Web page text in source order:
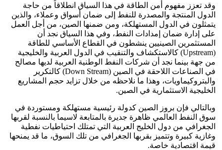
وقد تعزز مفهوم أمن الطاقة في هذا السياق انطلاقاً من حاجة
الدول المنتجة والمصدرة للنفط إلى ضمان أسواق وعملاء، والذين
يتمثلون في الدول المستهلكة، ومن ضمنها الصين، من أجل العمل
على إدارة ضمان إمدادات النفط، وفي هذا السياق نجد أن
المستثمرين الصينيين ينشطون في القطاع الأساسي للطاقة
(Upstream) كالاستكشاف والتنقيب في الدول العربية والخليجية
من جهة بينما نجد أن شركات النفط الوطنية العربية لديها مصالح
في الصناعات اللاحقة في الصين (Down Stream) كالتكرير
والبتروكيماويات، وهذا ما نلاحظه من خلال تزايد حجم المشاريع
الخليجية الاستثمارية في الصين.
وبالتالي فإن بروز الصين كدولة رئيسية مستهلكة ومستوردة في
سوق النفط العالمي ظاهرة جديرة بالمتابعة لاسيما بالنسبة لقربها
الجغرافي من دول الخليج العربية التي تمتلك احتياطيات نفطية
وغازية كبيرة وتتميز بقربها الجغرافي من تلك السوق، ما قد يمنحها
قيمة اقتصادية خاصة.